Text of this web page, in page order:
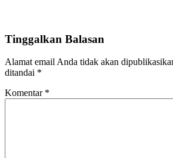
Tinggalkan Balasan
Alamat email Anda tidak akan
ditandai *
Komentar *